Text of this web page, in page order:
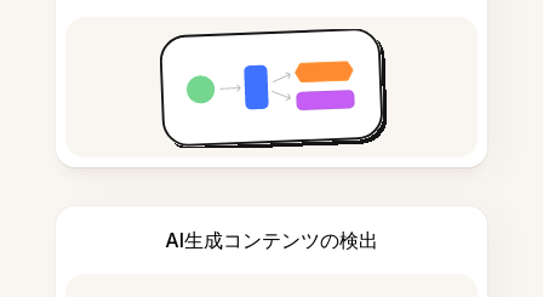
AI生成コンテンツの検出